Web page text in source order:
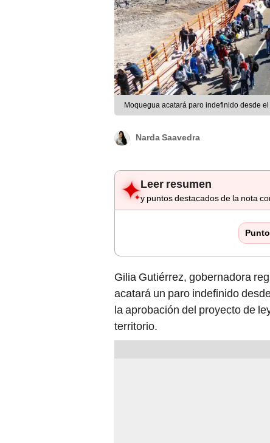
Moquegua acatará paro indefinido desde
Narda Saavedra
Leer resumen
y puntos destacados de la nota
Gilia Gutiérrez, gobernadora
acatará un paro indefinido
la aprobación del proyecto de
territorio.